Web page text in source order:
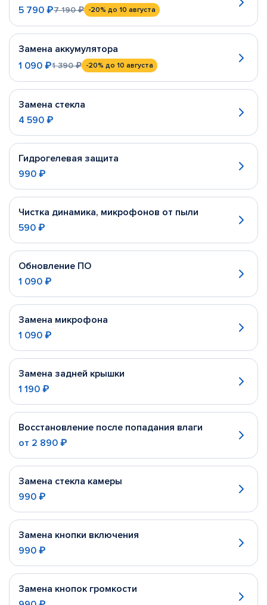
5 790 ₽7 190 ₽ -20% до 10 августа
Замена аккумулятора
1 090 ₽1 390 ₽ -20% до 10 августа
Замена стекла
4 590 ₽
Гидрогелевая защита
990 ₽
Чистка динамика, микрофонов от пыли
590 ₽
Обновление ПО
1 090 ₽
Замена микрофона
1 090 ₽
Замена задней крышки
1 190 ₽
Восстановление после попадания влаги
от 2 890 ₽
Замена стекла камеры
990 ₽
Замена кнопки включения
990 ₽
Замена кнопок громкости